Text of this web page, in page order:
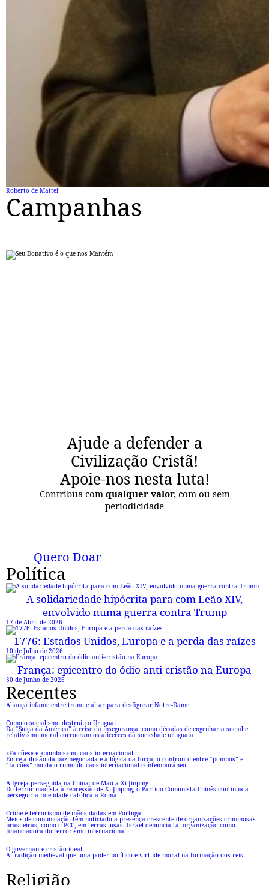
Roberto de Mattei
Campanhas
Ajude a defender a
Civilização Cristã!
Apoie-nos nesta luta!
Contribua com qualquer valor,com ou sem
periodicidade
Quero Doar
Política
A solidariedade hipócrita para com Leão XIV,
envolvido numa guerra contra Trump
17 de Abril de 2026
1776: Estados Unidos, Europa e a perda das raízes
10 de Julho de 2026
França: epicentro do ódio anti-cristão na Europa
30 de Junho de 2026
Recentes
Aliança infame entre trono e altar para desfigurar Notre-Dame
Como o socialismo destruiu o Uruguai
Da “Suíça da América” à crise da insegurança: como décadas de engenharia social e
relativismo moral corroeram os alicerces da sociedade uruguaia
«Falcões» e «pombos» no caos internacional
Entre a ilusão da paz negociada e a lógica da força, o confronto entre “pombos” e
“falcões” molda o rumo do caos internacional contemporâneo
A Igreja perseguida na China: de Mao a Xi Jinping
Do terror maoísta à repressão de Xi Jinping, o Partido Comunista Chinês continua a
perseguir a fidelidade católica a Roma
Crime e terrorismo de mãos dadas em Portugal
Meios de comunicação têm noticiado a presença crescente de organizações criminosas
brasileiras, como o PCC, em terras lusas. Israel denuncia tal organização como
financiadora do terrorismo internacional
O governante cristão ideal
A tradição medieval que unia poder político e virtude moral na formação dos reis
Religião